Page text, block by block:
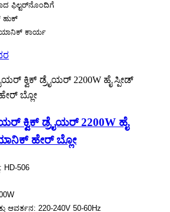
ಫಿಲ್ಟರ್‌ನೊಂದಿಗೆ
ಹುಕ್
ಕಾರ್ಯ
ಕ್ವಿಕ್ ಡ್ರೈಯರ್ 2200W ಹೈ
ಹೇರ್ ಬ್ಲೋ
506
ಆವರ್ತನ: 220-240V 50-60Hz